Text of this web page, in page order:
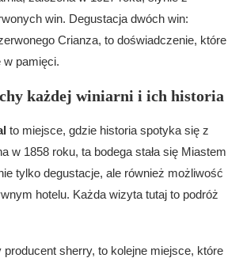
win. Degustacja dwóch win:
Crianza, to doświadczenie, które
w pamięci.
każdej winiarni i ich historia
to miejsce, gdzie historia spotyka się z
w 1858 roku, ta bodega stała się Miastem
tylko degustacje, ale również możliwość
hotelu. Każda wizyta tutaj to podróż
producent sherry, to kolejne miejsce, które